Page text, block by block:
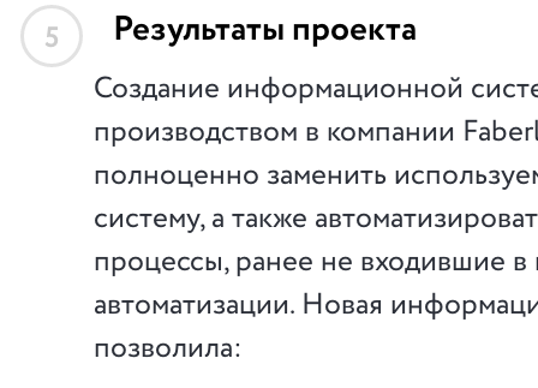
5 Результаты проекта
Создание информационной
производством в компании
полноценно заменить
систему, а также
процессы, ранее не входившие в
автоматизации. Новая
позволила: